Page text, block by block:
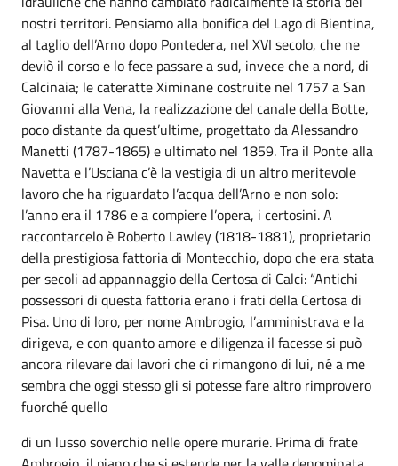
nostri territori. Pensiamo alla bonifica del Lago di Bientina,
al taglio dell’Arno dopo Pontedera, nel XVI secolo, che ne
deviò il corso e lo fece passare a sud, invece che a nord, di
Calcinaia; le cateratte Ximinane costruite nel 1757 a San
Giovanni alla Vena, la realizzazione del canale della Botte,
poco distante da quest’ultime, progettato da Alessandro
Manetti (1787-1865) e ultimato nel 1859. Tra il Ponte alla
Navetta e l’Usciana c’è la vestigia di un altro meritevole
lavoro che ha riguardato l’acqua dell’Arno e non solo:
l’anno era il 1786 e a compiere l’opera, i certosini. A
raccontarcelo è Roberto Lawley (1818-1881), proprietario
della prestigiosa fattoria di Montecchio, dopo che era stata
per secoli ad appannaggio della Certosa di Calci: “Antichi
possessori di questa fattoria erano i frati della Certosa di
Pisa. Uno di loro, per nome Ambrogio, l’amministrava e la
dirigeva, e con quanto amore e diligenza il facesse si può
ancora rilevare dai lavori che ci rimangono di lui, né a me
sembra che oggi stesso gli si potesse fare altro rimprovero
fuorché quello
di un lusso soverchio nelle opere murarie. Prima di frate